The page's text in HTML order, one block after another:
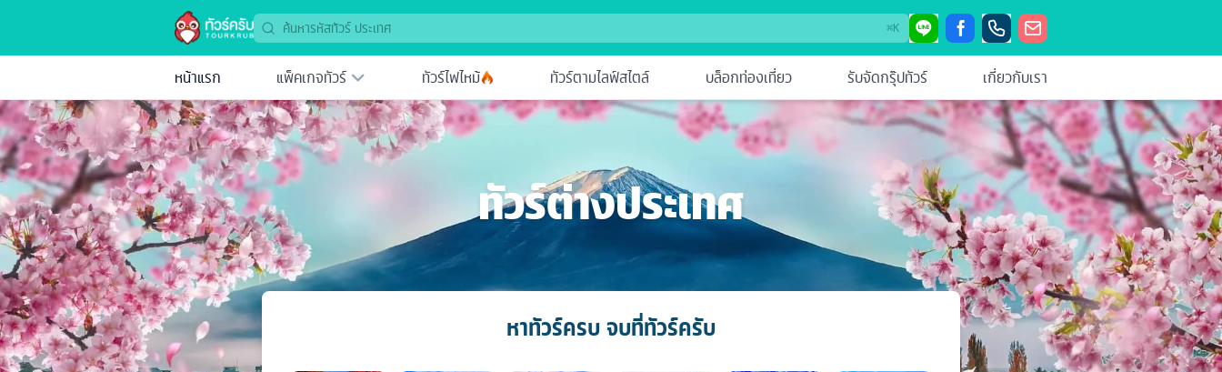
⌘K
หน้าแรก แพ็คเกจทัวร์ ทัวร์ไฟไหม้ ทัวร์ตามไลฟ์สไตล์ บล็อกท่องเที่ยว รับจัดกรุ๊ปทัวร์ เกี่ยวกับเรา
ทัวร์ต่างประเทศ
หาทัวร์ครบ จบที่ทัวร์ครับ